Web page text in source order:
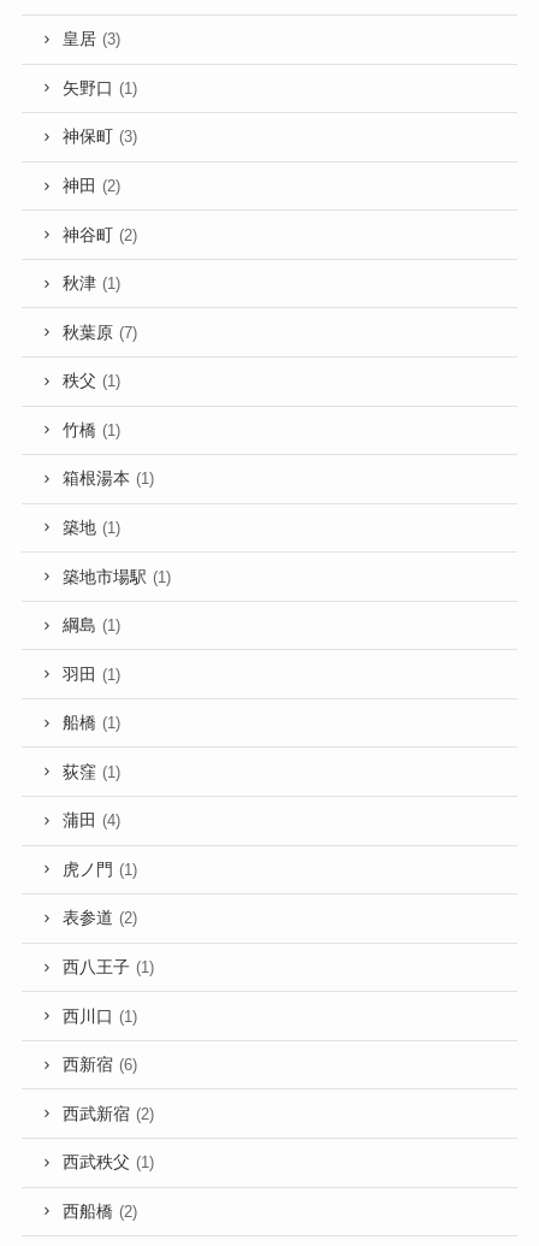
皇居 (3)
矢野口 (1)
神保町 (3)
神田 (2)
神谷町 (2)
秋津 (1)
秋葉原 (7)
秩父 (1)
竹橋 (1)
箱根湯本 (1)
築地 (1)
築地市場駅 (1)
綱島 (1)
羽田 (1)
船橋 (1)
荻窪 (1)
蒲田 (4)
虎ノ門 (1)
表参道 (2)
西八王子 (1)
西川口 (1)
西新宿 (6)
西武新宿 (2)
西武秩父 (1)
西船橋 (2)